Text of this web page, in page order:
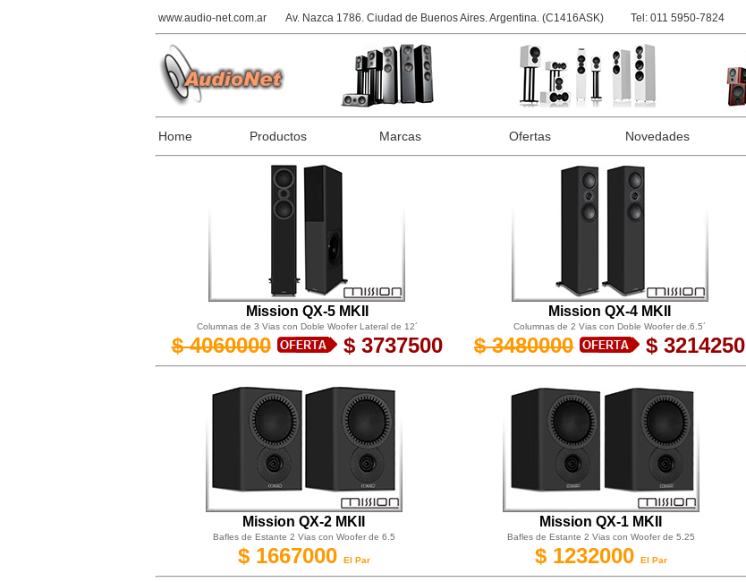
www.audio-net.com.ar Av. Nazca 1786. Ciudad de Buenos Aires. Argentina. (C1416ASK) Tel: 011 5950-7824
Home Productos Marcas Ofertas Novedades
Mission QX-5 MKII Mission QX-4 MKII
Columnas de 3 Vias con Doble Woofer Lateral de 12´ Columnas de 2 Vias con Doble Woofer de.6.5´
$ 4060000 $ 3737500 $ 3480000 $ 3214250
Mission QX-2 MKII Mission QX-1 MKII
Bafles de Estante 2 Vias con Woofer de 6.5 Bafles de Estante 2 Vias con Woofer de 5.25
$ 1667000 El Par $ 1232000 El Par